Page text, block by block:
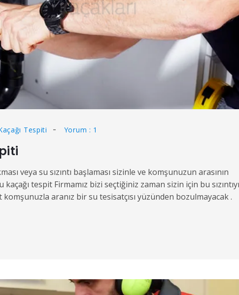
Tespiti Yorum : 1
veya su sızıntı başlaması sizinle ve komşunuzun arasının
tespit Firmamız bizi seçtiğiniz zaman sizin için bu sızıntıyı
aranız bir su tesisatçısı yüzünden bozulmayacak .